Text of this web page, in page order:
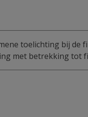
toelichting bij de
met betrekking tot